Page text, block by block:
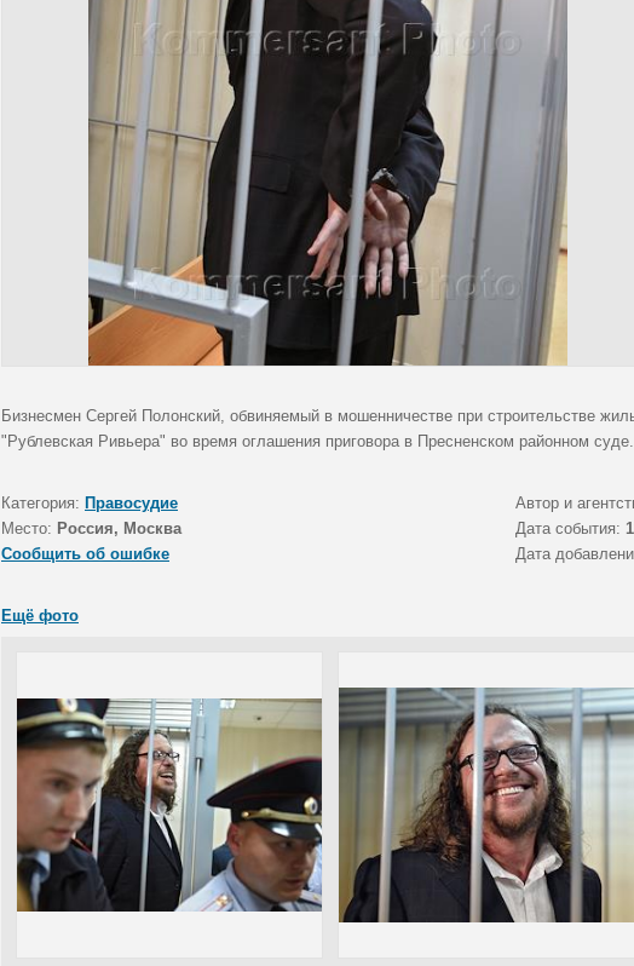
Бизнесмен Сергей Полонский, обвиняемый в мошенничестве при строительстве
"Рублевская Ривьера" во время оглашения приговора в Пресненском районном суде.
Категория: Правосудие Автор и
Место: Россия, Москва Дата события:
Сообщить об ошибке
Дата
Ещё фото